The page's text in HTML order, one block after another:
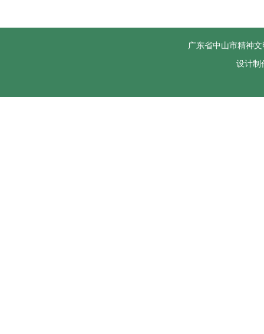
广东省中山市精神
设计制